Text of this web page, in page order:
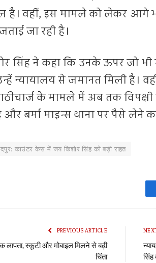
है। वहीं, इस मामले को लेकर आगे भी
जा रही है।
सिंह ने कहा कि उनके ऊपर जो
न्यायालय से जमानत मिली है।
के मामले में अब तक विपक्षी
और बर्मा माइन्स थाना पर पैसे लेने
काउंटर केस में जय किशोर सिंह को बड़ी राहत
PREVIOUS ARTICLE
स्कूटी और मोबाइल मिलने से बढ़ी
चिंता